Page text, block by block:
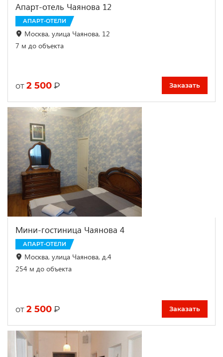
Апарт-отель Чаянова 12
АПАРТ-ОТЕЛИ
Москва, улица Чаянова, 12
7 м до объекта
от 2 500 ₽ Заказать
Мини-гостиница Чаянова 4
АПАРТ-ОТЕЛИ
Москва, улица Чаянова, д.4
254 м до объекта
от 2 500 ₽ Заказать